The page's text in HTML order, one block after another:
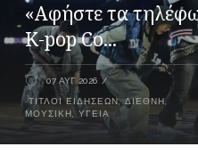
«Αφήστε τα
K-pop Co...
07 ΑΥΓ 2026
ΤΊΤΛΟΙ ΕΙΔΉΣΕΩΝ, ΔΙΕΘΝΉ,
ΜΟΥΣΙΚΉ
ΥΓΕΊΑ